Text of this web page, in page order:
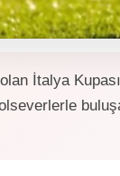
İtalya